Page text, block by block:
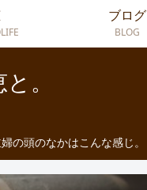
。
の頭のなかはこんな感じ。
ブログ
BLOG